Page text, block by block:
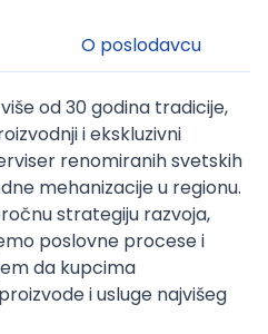
O poslodavcu
od 30 godina tradicije,
i ekskluzivni
renomiranih svetskih
mehanizacije u regionu.
strategiju razvoja,
poslovne procese i
da kupcima
i usluge najvišeg